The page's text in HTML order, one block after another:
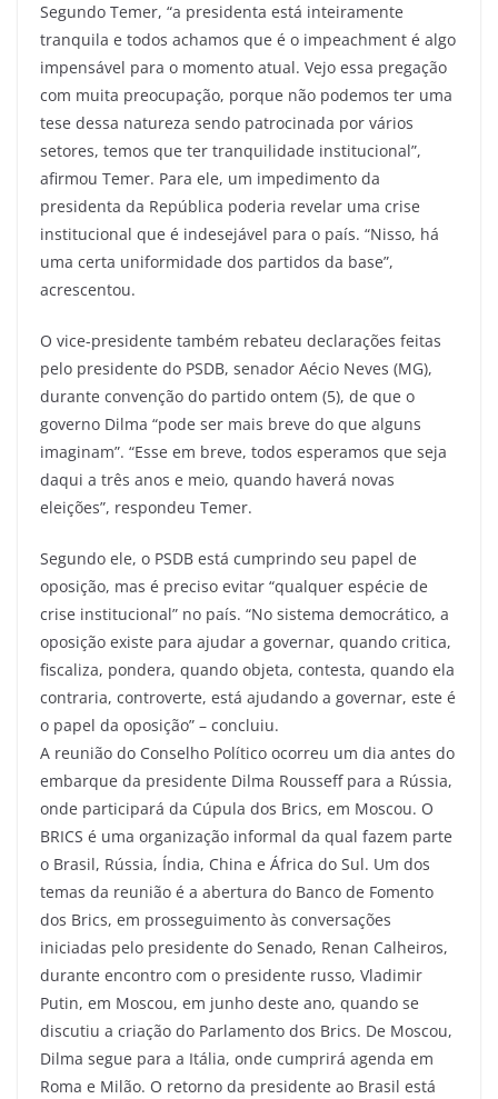
Segundo Temer, “a presidenta está inteiramente
tranquila e todos achamos que é o impeachment é algo
impensável para o momento atual. Vejo essa pregação
com muita preocupação, porque não podemos ter uma
tese dessa natureza sendo patrocinada por vários
setores, temos que ter tranquilidade institucional”,
afirmou Temer. Para ele, um impedimento da
presidenta da República poderia revelar uma crise
institucional que é indesejável para o país. “Nisso, há
uma certa uniformidade dos partidos da base”,
acrescentou.
O vice-presidente também rebateu declarações feitas
pelo presidente do PSDB, senador Aécio Neves (MG),
durante convenção do partido ontem (5), de que o
governo Dilma “pode ser mais breve do que alguns
imaginam”. “Esse em breve, todos esperamos que seja
daqui a três anos e meio, quando haverá novas
eleições”, respondeu Temer.
Segundo ele, o PSDB está cumprindo seu papel de
oposição, mas é preciso evitar “qualquer espécie de
crise institucional” no país. “No sistema democrático, a
oposição existe para ajudar a governar, quando critica,
fiscaliza, pondera, quando objeta, contesta, quando ela
contraria, controverte, está ajudando a governar, este é
o papel da oposição” – concluiu.
A reunião do Conselho Político ocorreu um dia antes do
embarque da presidente Dilma Rousseff para a Rússia,
onde participará da Cúpula dos Brics, em Moscou. O
BRICS é uma organização informal da qual fazem parte
o Brasil, Rússia, Índia, China e África do Sul. Um dos
temas da reunião é a abertura do Banco de Fomento
dos Brics, em prosseguimento às conversações
iniciadas pelo presidente do Senado, Renan Calheiros,
durante encontro com o presidente russo, Vladimir
Putin, em Moscou, em junho deste ano, quando se
discutiu a criação do Parlamento dos Brics. De Moscou,
Dilma segue para a Itália, onde cumprirá agenda em
Roma e Milão. O retorno da presidente ao Brasil está